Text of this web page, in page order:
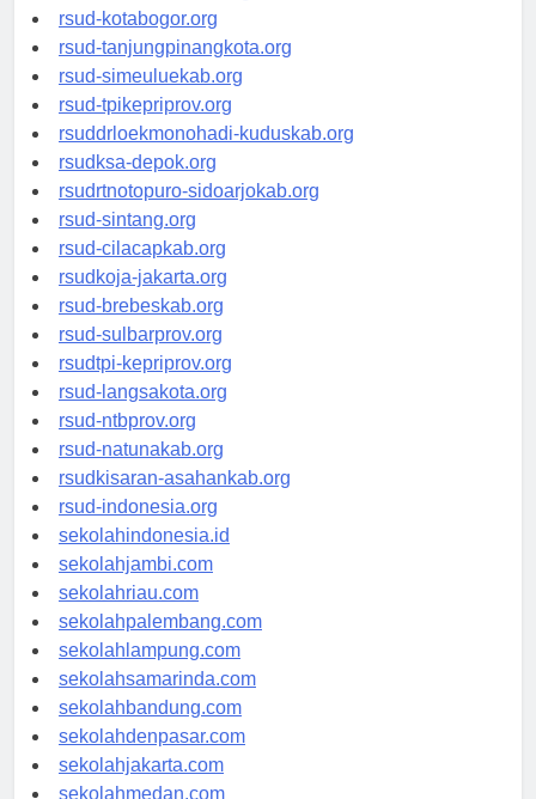
rsud-kotamakassar.org
rsud-kotabogor.org
rsud-tanjungpinangkota.org
rsud-simeuluekab.org
rsud-tpikepriprov.org
rsuddrloekmonohadi-kuduskab.org
rsudksa-depok.org
rsudrtnotopuro-sidoarjokab.org
rsud-sintang.org
rsud-cilacapkab.org
rsudkoja-jakarta.org
rsud-brebeskab.org
rsud-sulbarprov.org
rsudtpi-kepriprov.org
rsud-langsakota.org
rsud-ntbprov.org
rsud-natunakab.org
rsudkisaran-asahankab.org
rsud-indonesia.org
sekolahindonesia.id
sekolahjambi.com
sekolahriau.com
sekolahpalembang.com
sekolahlampung.com
sekolahsamarinda.com
sekolahbandung.com
sekolahdenpasar.com
sekolahjakarta.com